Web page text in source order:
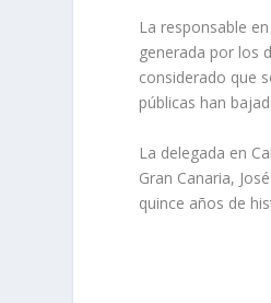
La responsable
generada por los
considerado que
públicas han
La delegada en
Gran Canaria,
quince años de